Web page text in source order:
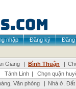
nhập Đăng ký
Đăng
Giang | Bình Thuận |
Tánh Linh |
Chọn quận
Văn phòng | Nhà ở,